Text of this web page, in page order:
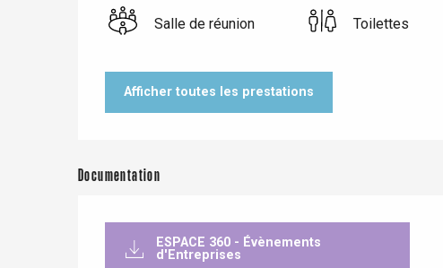
Salle de réunion Toilettes
Afficher toutes les prestations
Documentation
ESPACE 360 - Évènements
d'Entreprises